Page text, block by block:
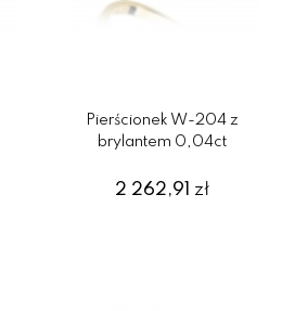
Pierścionek W-204 z
brylantem 0,04ct
2 262,91zł